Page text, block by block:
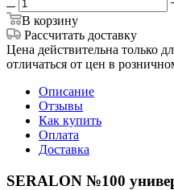
В корзину
Рассчитать доставку
Цена действительна только
отличаться от цен в
Описание
Отзывы
Как купить
Оплата
Доставка
SERALON №100